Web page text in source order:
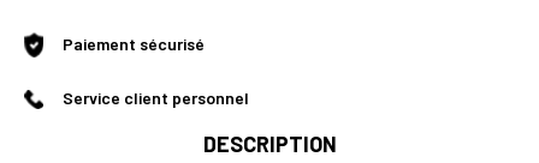
Paiement sécurisé
Service client personnel
DESCRIPTION